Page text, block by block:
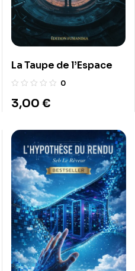
La Taupe de l’Espace
0
3,00 €